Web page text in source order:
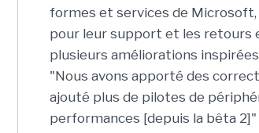
formes et services de
pour leur support et les retours
plusieurs améliorations
"Nous avons apporté des
ajouté plus de pilotes de
performances [depuis la bêta